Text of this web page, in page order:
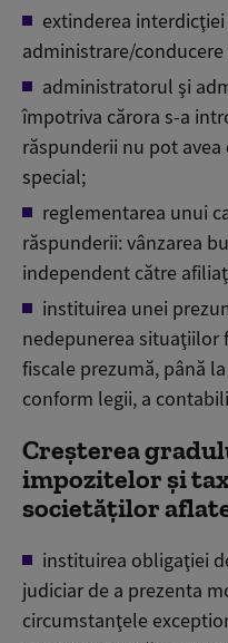
extinderea
administrare/
administratorul şi
împotriva cărora s-a
răspunderii nu pot
special;
reglementarea unui
răspunderii: vânzarea
independent către
instituirea unei
nedepunerea situaţiilor
fiscale prezumă, până
conform legii, a
Creşterea
impozitelor şi
societăţilor
instituirea obligaţiei
judiciar de a prezenta
circumstanţele